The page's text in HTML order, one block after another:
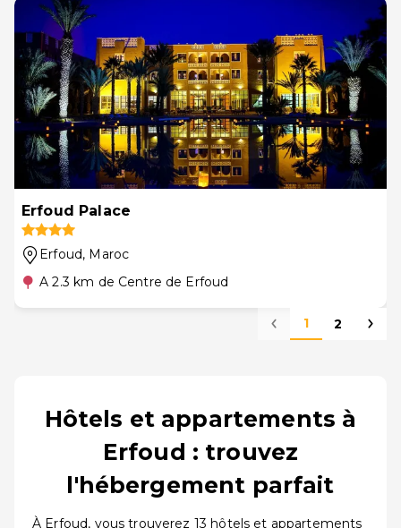
Erfoud Palace
Erfoud, Maroc
A 2.3 km de Centre de Erfoud
1 2
Hôtels et appartements à
Erfoud : trouvez
l'hébergement parfait
À Erfoud, vous trouverez 13 hôtels et appartements